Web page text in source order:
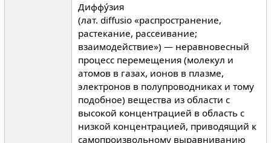
Диффу́зия
(лат. diffusio «распространение,
растекание, рассеивание;
взаимодействие») — неравновесный
процесс перемещения (молекул и
атомов в газах, ионов в плазме,
электронов в полупроводниках и тому
подобное) вещества из области с
высокой концентрацией в область с
низкой концентрацией, приводящий к
самопроизвольному выравниванию